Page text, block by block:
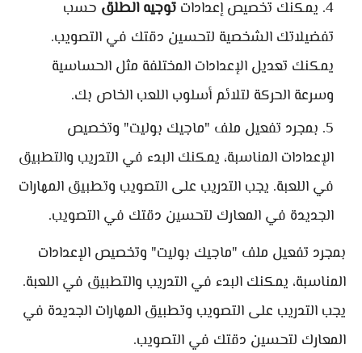
يمكنك تخصيص إعدادات توجيه الطلق حسب
تفضيلاتك الشخصية لتحسين دقتك في التصويب.
يمكنك تعديل الإعدادات المختلفة مثل الحساسية
وسرعة الحركة لتلائم أسلوب اللعب الخاص بك.
بمجرد تفعيل ملف "ماجيك بوليت" وتخصيص
الإعدادات المناسبة، يمكنك البدء في التدريب والتطبيق
في اللعبة. يجب التدريب على التصويب وتطبيق المهارات
الجديدة في المعارك لتحسين دقتك في التصويب.
بمجرد تفعيل ملف "ماجيك بوليت" وتخصيص الإعدادات
المناسبة، يمكنك البدء في التدريب والتطبيق في اللعبة.
يجب التدريب على التصويب وتطبيق المهارات الجديدة في
المعارك لتحسين دقتك في التصويب.